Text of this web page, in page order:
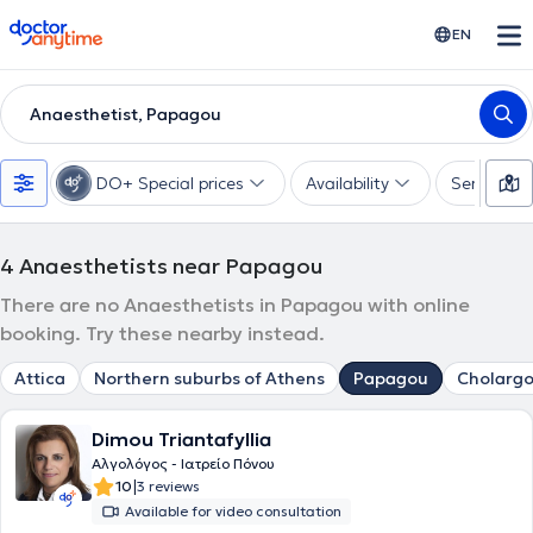
doctoranytime EN
Anaesthetist, Papagou
DO+ Special prices Availability Services
4 Anaesthetists near Papagou
There are no Anaesthetists in Papagou with online
booking. Try these nearby instead.
Attica Northern suburbs of Athens Papagou
Dimou Triantafyllia
Αλγολόγος - Ιατρείο Πόνου
10|3 reviews
Available for video consultation